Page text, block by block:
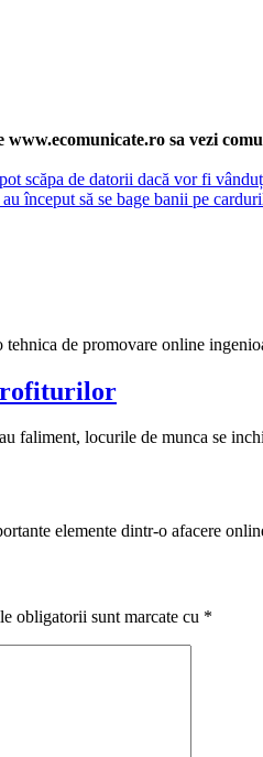
sa vezi
scăpa de datorii dacă vor fi
început să se bage banii pe
de promovare online
faliment, locurile de munca se
elemente dintr-o afacere
obligatorii sunt marcate cu *